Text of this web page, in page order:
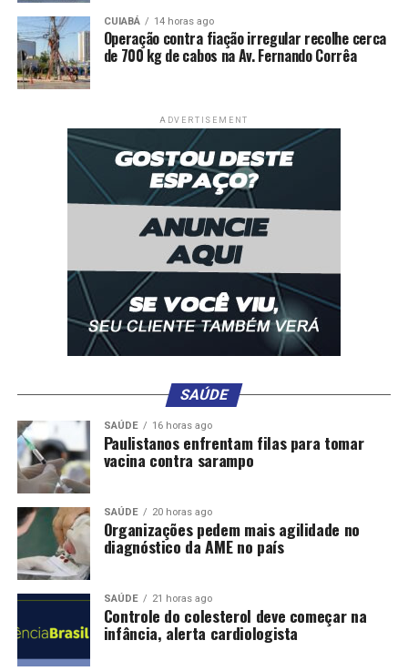
CUIABÁ 14 horas ago
Operação contra fiação irregular recolhe cerca
de 700 kg de cabos na Av. Fernando Corrêa
ADVERTISEMENT
SAÚDE
SAÚDE 16 horas ago
Paulistanos enfrentam filas para tomar
vacina contra sarampo
SAÚDE 20 horas ago
Organizações pedem mais agilidade no
diagnóstico da AME no país
SAÚDE 21 horas ago
Controle do colesterol deve começar na
infância, alerta cardiologista